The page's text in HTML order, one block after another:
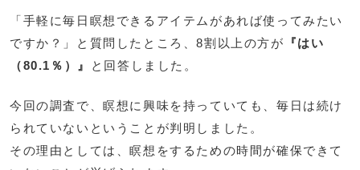
「手軽に毎日瞑想できるアイテムがあれば使ってみたい
ですか？」と質問したところ、8割以上の方が 『はい
（80.1％）』
と回答しました。
今回の調査で、瞑想に興味を持っていても、毎日は続け
られていないということが判明しました。
その理由としては、瞑想をするための時間が確保できて